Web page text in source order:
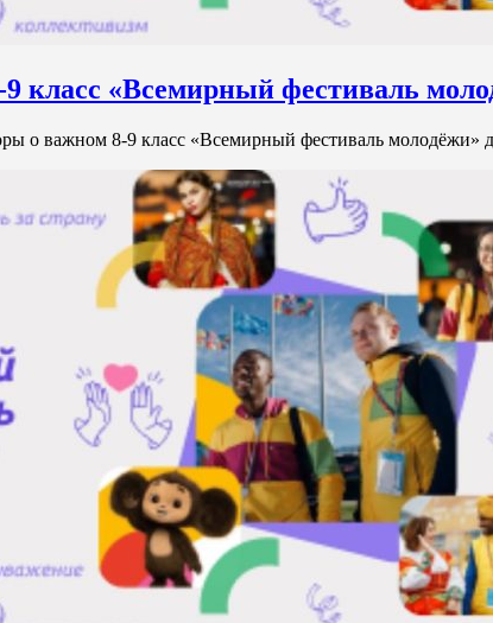
класс «Всемирный фестиваль
о важном 8-9 класс «Всемирный фестиваль